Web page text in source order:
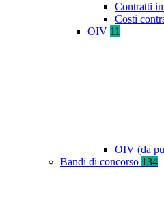
Contratti
Costi
OIV 11
OIV (da
Bandi di concorso 134